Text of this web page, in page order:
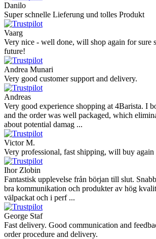
Danilo
Super schnelle Lieferung und tolles Produkt
Vaarg
Very nice - well done, will shop again for sure
future!
Andrea Munari
Very good customer support and delivery.
Andreas
Very good experience shopping at 4Barista. I
and the order was well packaged, which
about potential damag ...
Victor M.
Very professional, fast shipping, will buy again
Ihor Zlobin
Fantastisk upplevelse från början till slut.
bra kommunikation och produkter av hög
välpackat och i perf ...
George Staf
Fast delivery. Good communication and
order procedure and delivery.